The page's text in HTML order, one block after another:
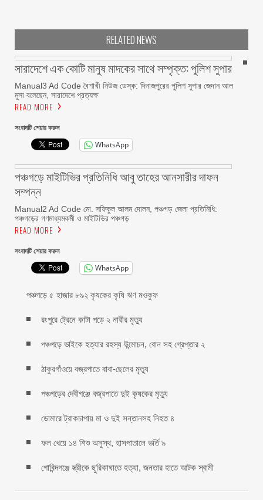
RELATED NEWS
সারাদেশে এক কোটি মানুষ মাদকের সাথে সম্পৃক্ত: পুলিশ সুপার
Manual3 Ad Code বৈশাখী নিউজ ডেস্ক: দিনাজপুরের পুলিশ সুপার জেদান আল
মুসা বলেছেন, সারাদেশে প্রত্যক্ষ
READ MORE
সংবাদটি শেয়ার করুন
WhatsApp
পঞ্চগড়ে মাইটিভির প্রতিনিধি আবু তাহের আনসারীর দাফন
সম্পন্ন
Manual2 Ad Code মো. সফিকুল আলম দোলন, পঞ্চগড় জেলা প্রতিনিধি:
পঞ্চগড়ের গণমাধ্যমকর্মী ও মাইটিভির পঞ্চগড়
READ MORE
সংবাদটি শেয়ার করুন
WhatsApp
পঞ্চগড়ে ৫ হাজার ৮৯২ কৃষকের কৃষি ঋণ মওকুফ
রংপুরে ট্রেনে কাটা পড়ে ২ নারীর মৃত্যু
পঞ্চগড়ে ভাইকে হত্যার রহস্য উন্মোচন, বোন সহ গ্রেপ্তার ২
ঠাকুরগাঁওয়ে বজ্রপাতে বাবা-ছেলের মৃত্যু
পঞ্চগড়ের দেবীগঞ্জে বজ্রপাতে দুই কৃষকের মৃত্যু
ডোমারে ট্রাকচাপায় মা ও দুই সন্তানসহ নিহত ৪
ফল খেয়ে ১৪ শিশু অসুস্থ, হাসপাতালে ভর্তি ৯
গোবিন্দগঞ্জে স্ত্রীকে ছুরিকাঘাতে হত্যা, জনতার হাতে আটক স্বামী